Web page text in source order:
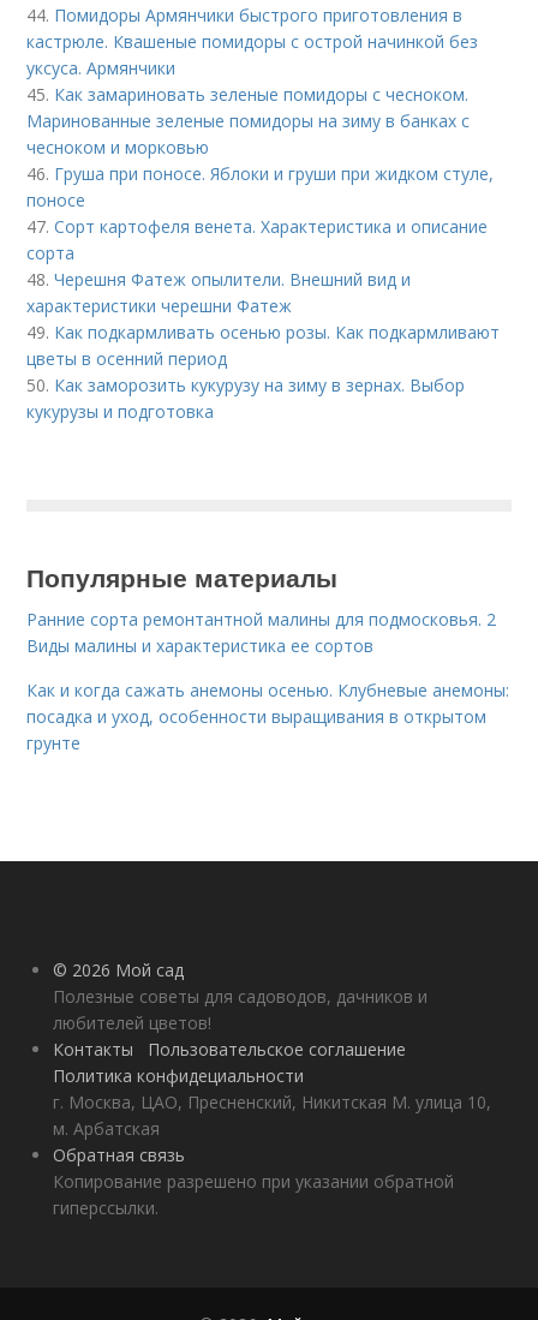
44. Помидоры Армянчики быстрого приготовления в
кастрюле. Квашеные помидоры с острой начинкой без
уксуса. Армянчики
45. Как замариновать зеленые помидоры с чесноком.
Маринованные зеленые помидоры на зиму в банках с
чесноком и морковью
46. Груша при поносе. Яблоки и груши при жидком стуле,
поносе
47.Сорт картофеля венета. Характеристика и описание
сорта
48.Черешня Фатеж опылители. Внешний вид и
характеристики черешни Фатеж
49. Как подкармливать осенью розы. Как подкармливают
цветы в осенний период
50. Как заморозить кукурузу на зиму в зернах. Выбор
кукурузы и подготовка
Популярные материалы
Ранние сорта ремонтантной малины для подмосковья. 2
Виды малины и характеристика ее сортов
Как и когда сажать анемоны осенью. Клубневые анемоны:
посадка и уход, особенности выращивания в открытом
грунте
© 2026 Мой сад
Полезные советы для садоводов, дачников и
любителей цветов!
Контакты
Пользовательское соглашение
Политика конфидециальности
г. Москва, ЦАО, Пресненский, Никитская М. улица 10,
м. Арбатская
Обратная связь
Копирование разрешено при указании обратной
гиперссылки.